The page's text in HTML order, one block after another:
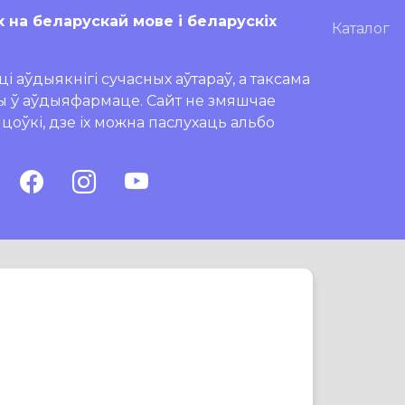
на беларускай мове і беларускіх
аўдыякнігі сучасных аўтараў, а таксама
ў аўдыяфармаце. Сайт не змяшчае
дзе іх можна паслухаць альбо
Каталог